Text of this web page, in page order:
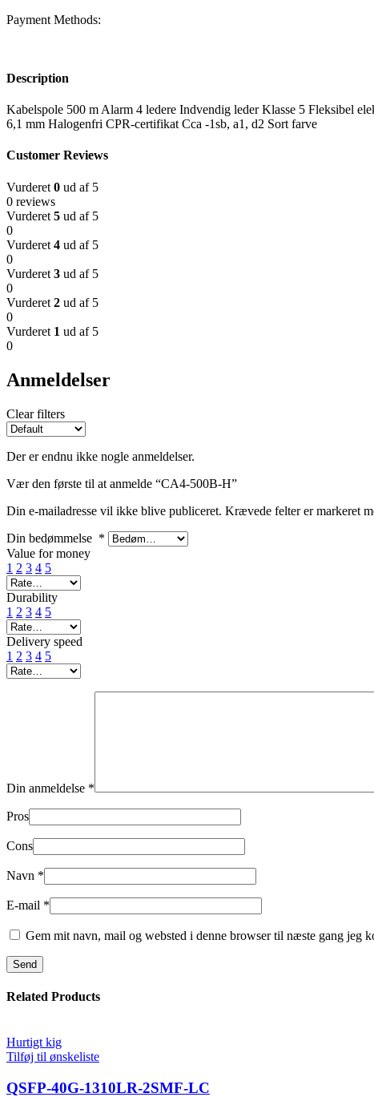
Payment Methods:
Description
Kabelspole 500 m Alarm 4 ledere Indvendig leder Klasse 5 Fleksibel
6,1 mm Halogenfri CPR-certifikat Cca -1sb, a1, d2 Sort farve
Customer Reviews
Vurderet 0 ud af 5
0 reviews
Vurderet 5 ud af 5
0
Vurderet 4 ud af 5
0
Vurderet 3 ud af 5
0
Vurderet 2 ud af 5
0
Vurderet 1 ud af 5
0
Anmeldelser
Clear filters
Der er endnu ikke nogle anmeldelser.
Vær den første til at anmelde “CA4-500B-H”
Din e-mailadresse vil ikke blive publiceret. Krævede felter er markeret
Din bedømmelse *
Value for money
1 2 3 4 5
Durability
1 2 3 4 5
Delivery speed
1 2 3 4 5
Din anmeldelse *
Pros
Cons
Navn *
E-mail *
Gem mit navn, mail og websted i denne browser til næste gang jeg
Related Products
Hurtigt kig
Tilføj til ønskeliste
QSFP-40G-1310LR-2SMF-LC